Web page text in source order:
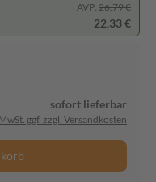
AVP: 26,79 €
22,33 €
sofort lieferbar
ggf. zzgl. Versandkosten